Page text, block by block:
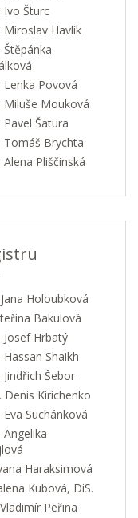
Ivo Šturc
Miroslav Havlík
Štěpánka
Lenka Povová
Miluše Mouková
Pavel Šatura
Tomáš Brychta
Alena Pliščinská
Holoubková
Bakulová
Josef Hrbatý
Hassan Shaikh
Jindřich Šebor
Denis Kirichenko
Eva Suchánková
Angelika
Haraksimová
Kubová, DiS.
Peřina